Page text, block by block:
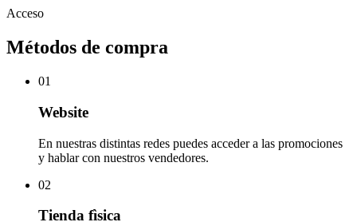
Acceso
Métodos de compra
01
Website
En nuestras distintas redes puedes acceder a las promociones
y hablar con nuestros vendedores.
02
Tienda fìsica